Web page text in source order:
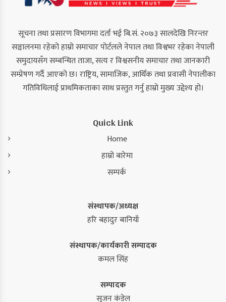
सूचना तथा प्रसारण विभागमा दर्ता भई बि.सं. २०७३ सालदेखि निरन्तर
सञ्चालनमा रहेको हाम्रो समाचार पोर्टलले नेपाल तथा विश्वभर रहेका नेपाली
समुदायसँग सम्बन्धित ताजा, सत्य र विश्वसनीय समाचार तथा जानकारी
सम्प्रेषण गर्दै आएको छ। राष्ट्रिय, सामाजिक, आर्थिक तथा प्रवासी नेपालीका
गतिविधिलाई प्राथमिकताका साथ प्रस्तुत गर्नु हाम्रो मुख्य उद्देश्य हो।
Quick Link
Home
हाम्रो बारेमा
सम्पर्क
संस्थापक/अध्यक्ष
हरि बहादुर बानियाँ
संस्थापक/कार्यकारी सम्पादक
कमल सिंह
सम्पादक
सुजन कंडेल